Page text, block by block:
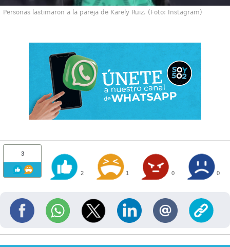
Personas lastimaron a la pareja de Karely Ruiz. (Foto: Instagram)
3
2 1 0 0